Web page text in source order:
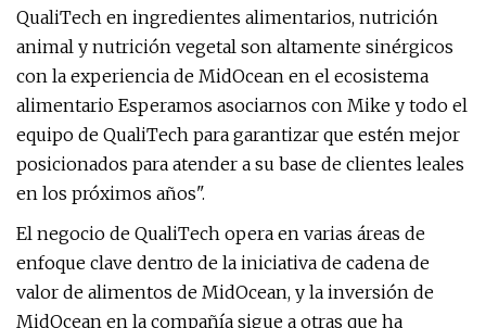
QualiTech en ingredientes alimentarios, nutrición
animal y nutrición vegetal son altamente sinérgicos
con la experiencia de MidOcean en el ecosistema
alimentario Esperamos asociarnos con Mike y todo el
equipo de QualiTech para garantizar que estén mejor
posicionados para atender a su base de clientes leales
en los próximos años".
El negocio de QualiTech opera en varias áreas de
enfoque clave dentro de la iniciativa de cadena de
valor de alimentos de MidOcean, y la inversión de
MidOcean en la compañía sigue a otras que ha